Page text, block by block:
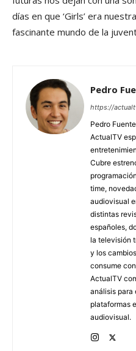
días en que ‘Girls’ era
fascinante mundo de la
Pedro
https://
Pedro
ActualTV
Cubre
time,
audiovisual
distintas
españoles,
la televisión
y los
consume
ActualTV
análisis para
plataformas
audiovisual.